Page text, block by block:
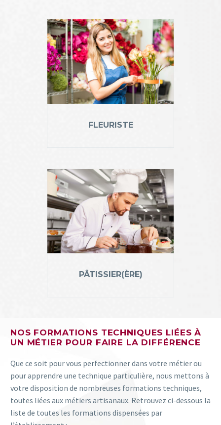
FLEURISTE
PÂTISSIER(ÈRE)
NOS FORMATIONS TECHNIQUES LIÉES À
UN MÉTIER POUR FAIRE LA DIFFÉRENCE
Que ce soit pour vous perfectionner dans votre métier ou
pour apprendre une technique particulière, nous mettons à
votre disposition de nombreuses formations techniques,
toutes liées aux métiers artisanaux. Retrouvez ci-dessous la
liste de toutes les formations dispensées par